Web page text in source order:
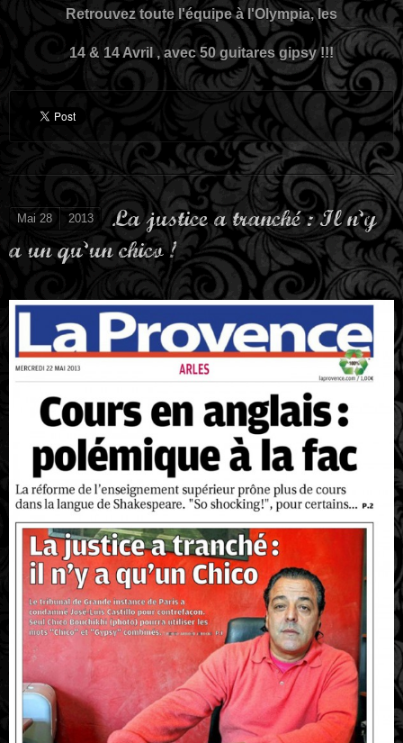
Retrouvez toute l'équipe à l'Olympia, les
14 & 14 Avril , avec 50 guitares gipsy !!!
Mai 28 2013
La justice a tranché : Il n’y
a un qu’un chico !